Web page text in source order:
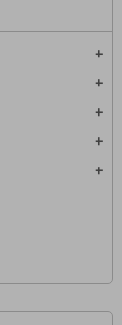
add
add
add
add
add